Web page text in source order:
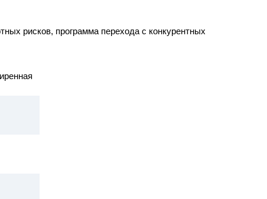
рисков, программа перехода с конкурентных